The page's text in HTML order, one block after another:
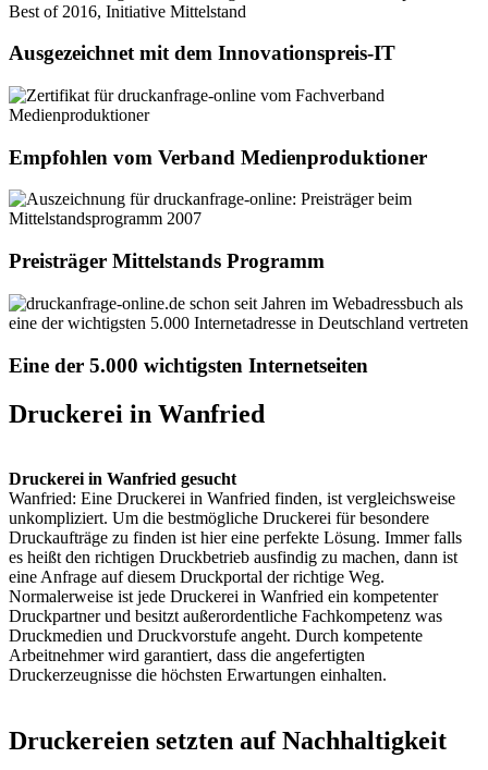
Ausgezeichnet mit dem Innovationspreis-IT
Empfohlen vom Verband Medienproduktioner
Preisträger Mittelstands Programm
Eine der 5.000 wichtigsten Internetseiten
Druckerei in Wanfried
Druckerei in Wanfried gesucht
Wanfried: Eine Druckerei in Wanfried finden, ist vergleichsweise
unkompliziert. Um die bestmögliche Druckerei für besondere
Druckaufträge zu finden ist hier eine perfekte Lösung. Immer falls
es heißt den richtigen Druckbetrieb ausfindig zu machen, dann ist
eine Anfrage auf diesem Druckportal der richtige Weg.
Normalerweise ist jede Druckerei in Wanfried ein kompetenter
Druckpartner und besitzt außerordentliche Fachkompetenz was
Druckmedien und Druckvorstufe angeht. Durch kompetente
Arbeitnehmer wird garantiert, dass die angefertigten
Druckerzeugnisse die höchsten Erwartungen einhalten.
Druckereien setzten auf Nachhaltigkeit